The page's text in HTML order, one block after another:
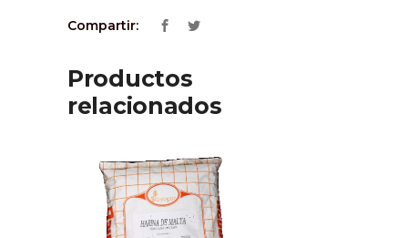
Compartir:
Productos
relacionados